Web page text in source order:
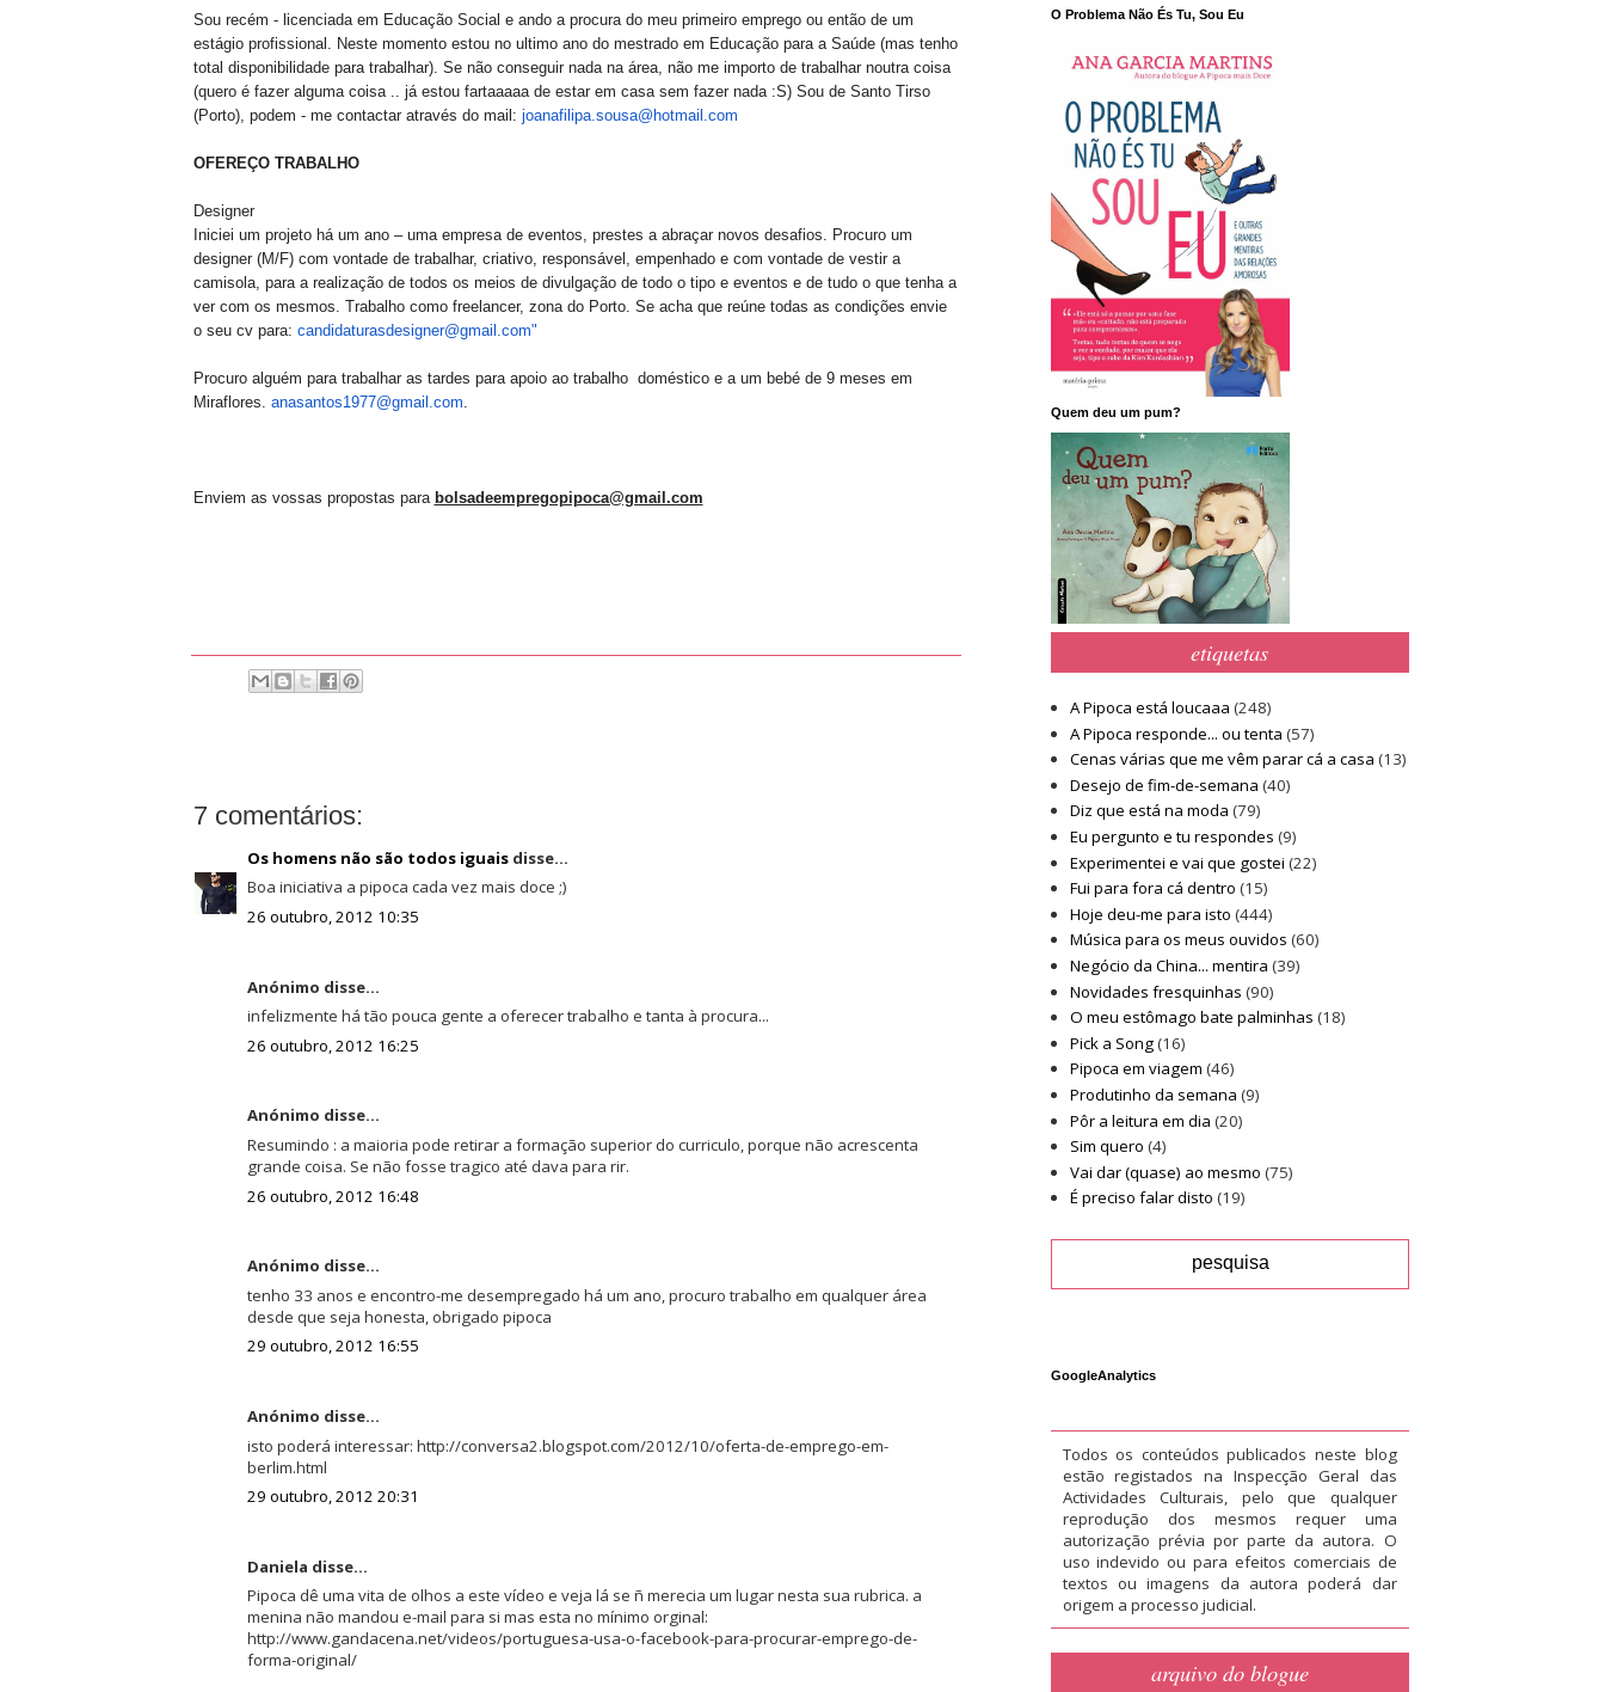
Sou recém - licenciada em Educação Social e ando a procura do meu primeiro emprego ou então de um
estágio profissional. Neste momento estou no ultimo ano do mestrado em Educação para a Saúde (mas tenho
total disponibilidade para trabalhar). Se não conseguir nada na área, não me importo de trabalhar noutra coisa
(quero é fazer alguma coisa .. já estou fartaaaaa de estar em casa sem fazer nada :S) Sou de Santo Tirso
(Porto), podem - me contactar através do mail: joanafilipa.sousa@hotmail.com
OFEREÇO TRABALHO
Designer
Iniciei um projeto há um ano – uma empresa de eventos, prestes a abraçar novos desafios. Procuro um
designer (M/F) com vontade de trabalhar, criativo, responsável, empenhado e com vontade de vestir a
camisola, para a realização de todos os meios de divulgação de todo o tipo e eventos e de tudo o que tenha a
ver com os mesmos. Trabalho como freelancer, zona do Porto. Se acha que reúne todas as condições envie
o seu cv para: candidaturasdesigner@gmail. com"
Procuro alguém para trabalhar as tardes para apoio ao trabalho doméstico e a um bebé de 9 meses em
Miraflores. anasantos1977@gmail.com
Enviem as vossas propostas para bolsadeempregopipoca@gmail.com
7 comentários:
Os homens não são todos iguaisdisse...
Boa iniciativa a pipoca cada vez mais doce ;)
26 outubro, 2012 10:35
Anónimo disse...
infelizmente há tão pouca gente a oferecer trabalho e tanta à procura...
26 outubro, 2012 16:25
Anónimo disse...
Resumindo : a maioria pode retirar a formação superior do curriculo, porque não acrescenta
grande coisa. Se não fosse tragico até dava para rir.
26 outubro, 2012 16:48
Anónimo disse...
tenho 33 anos e encontro-me desempregado há um ano, procuro trabalho em qualquer área
desde que seja honesta, obrigado pipoca
29 outubro, 2012 16:55
Anónimo disse...
isto poderá interessar: http://conversa2.blogspot.com/2012/10/oferta-de-emprego-em-
berlim.html
29 outubro, 2012 20:31
Daniela disse...
Pipoca dê uma vita de olhos a este vídeo e veja lá se ñ merecia um lugar nesta sua rubrica. a
menina não mandou e-mail para si mas esta no mínimo orginal:
http://www.gandacena.net/videos/portuguesa-usa-o-facebook-para-procurar-emprego-de-
forma-original/
O Problema Não És Tu, Sou Eu
Quem deu um pum?
etiquetas
A Pipoca está loucaaa (248)
A Pipoca responde... ou tenta (57)
Cenas várias que me vêm parar cá a casa (13)
Desejo de fim-de-semana (40)
Diz que está na moda (79)
Eu pergunto e tu respondes (9)
Experimentei e vai que gostei (22)
Fui para fora cá dentro (15)
Hoje deu-me para isto (444)
Música para os meus ouvidos (60)
Negócio da China... mentira (39)
Novidades fresquinhas (90)
O meu estômago bate palminhas (18)
Pick a Song(16)
Pipoca em viagem (46)
Produtinho da semana (9)
Pôr a leitura em dia (20)
Sim quero (4)
Vai dar (quase) ao mesmo (75)
É preciso falar disto (19)
GoogleAnalytics
Todos os conteúdos publicados neste blog
estão registados na Inspecção Geral das
Actividades Culturais, pelo que qualquer
reprodução dos mesmos requer uma
autorização prévia por parte da autora. O
uso indevido ou para efeitos comerciais de
textos ou imagens da autora poderá dar
origem a processo judicial.
arquivo do blogue